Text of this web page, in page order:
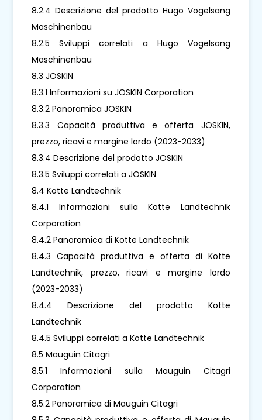
8.2.4 Descrizione del prodotto Hugo Vogelsang
Maschinenbau
8.2.5 Sviluppi correlati a Hugo Vogelsang
Maschinenbau
8.3 JOSKIN
8.3.1 Informazioni su JOSKIN Corporation
8.3.2 Panoramica JOSKIN
8.3.3 Capacità produttiva e offerta JOSKIN,
prezzo, ricavi e margine lordo (2023-2033)
8.3.4 Descrizione del prodotto JOSKIN
8.3.5 Sviluppi correlati a JOSKIN
8.4 Kotte Landtechnik
8.4.1 Informazioni sulla Kotte Landtechnik
Corporation
8.4.2 Panoramica di Kotte Landtechnik
8.4.3 Capacità produttiva e offerta di Kotte
Landtechnik, prezzo, ricavi e margine lordo
(2023-2033)
8.4.4 Descrizione del prodotto Kotte
Landtechnik
8.4.5 Sviluppi correlati a Kotte Landtechnik
8.5 Mauguin Citagri
8.5.1 Informazioni sulla Mauguin Citagri
Corporation
8.5.2 Panoramica di Mauguin Citagri